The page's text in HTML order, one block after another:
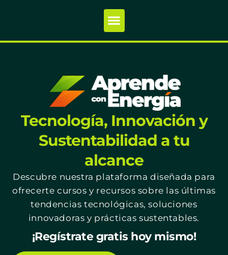
Tecnología, Innovación y
Sustentabilidad a tu
alcance
Descubre nuestra plataforma diseñada para
ofrecerte cursos y recursos sobre las últimas
tendencias tecnológicas, soluciones
innovadoras y prácticas sustentables.
¡Regístrate gratis hoy mismo!